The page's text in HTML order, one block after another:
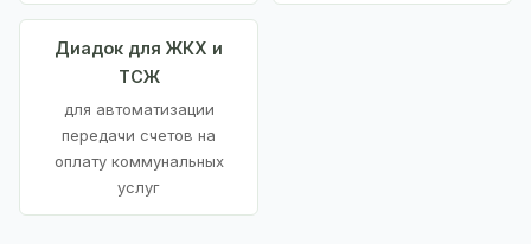
Диадок для ЖКХ и
ТСЖ
для автоматизации
передачи счетов на
оплату коммунальных
услуг